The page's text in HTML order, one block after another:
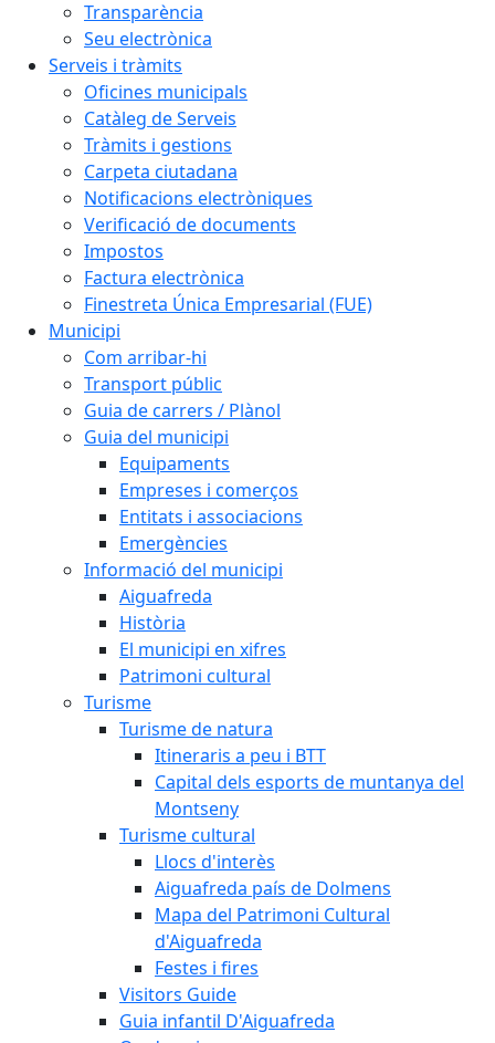
Transparència
Seu electrònica
Serveis i tràmits
Oficines municipals
Catàleg de Serveis
Tràmits i gestions
Carpeta ciutadana
Notificacions electròniques
Verificació de documents
Impostos
Factura electrònica
Finestreta Única Empresarial (FUE)
Municipi
Com arribar-hi
Transport públic
Guia de carrers / Plànol
Guia del municipi
Equipaments
Empreses i comerços
Entitats i associacions
Emergències
Informació del municipi
Aiguafreda
Història
El municipi en xifres
Patrimoni cultural
Turisme
Turisme de natura
Itineraris a peu i BTT
Capital dels esports de muntanya del
Montseny
Turisme cultural
Llocs d'interès
Aiguafreda país de Dolmens
Mapa del Patrimoni Cultural
d'Aiguafreda
Festes i fires
Visitors Guide
Guia infantil D'Aiguafreda